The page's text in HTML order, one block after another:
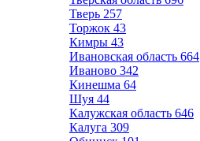
Тверь 257
Торжок 43
Кимры 43
Ивановская область 664
Иваново 342
Кинешма 64
Шуя 44
Калужская область 646
Калуга 309